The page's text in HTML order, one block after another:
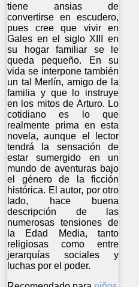
tiene ansias de
convertirse en escudero,
pues cree que vivir en
Gales en el siglo XIII en
su hogar familiar se le
queda pequeño. En su
vida se interpone también
un tal Merlín, amigo de la
familia y que lo instruye
en los mitos de Arturo. Lo
cotidiano es lo que
realmente prima en esta
novela, aunque el lector
tendrá la sensación de
estar sumergido en un
mundo de aventuras bajo
el género de la ficción
histórica. El autor, por otro
lado, hace buena
descripción de las
numerosas tensiones de
la Edad Media, tanto
religiosas como entre
jerarquías sociales y
luchas por el poder.